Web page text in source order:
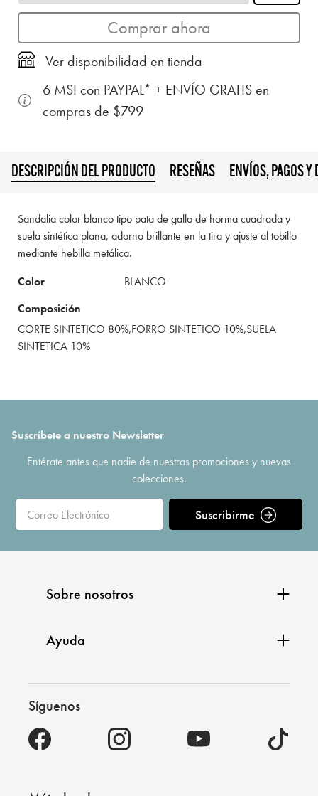
Comprar ahora
Ver disponibilidad en tienda
6 MSI con PAYPAL* + ENVÍO GRATIS en
compras de $799
DESCRIPCIÓN DEL PRODUCTO RESEÑAS ENVÍOS, PAGOS Y
Sandalia color blanco tipo pata de gallo de horma cuadrada y
suela sintética plana, adorno brillante en la tira y ajuste al tobillo
mediante hebilla metálica.
Color
BLANCO
Composición
CORTE SINTETICO 80%,FORRO SINTETICO 10%,SUELA
SINTETICA 10%
Suscríbete a nuestro Newsletter
Entérate antes que nadie de nuestras promociones y nuevas
colecciones.
Suscribirme
Sobre nosotros
Ayuda
Síguenos